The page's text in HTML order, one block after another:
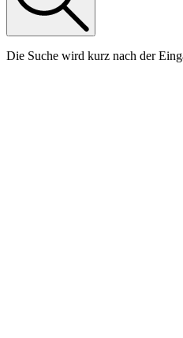
Die Suche wird kurz nach der